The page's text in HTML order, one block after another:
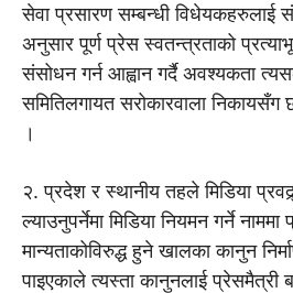
सेवा प्रसारण सम्बन्धी विधेयकहरुलाई
अनुसार पूर्ण प्रेस स्वतन्त्रताको
संसोधन गर्न आह्वान गर्दै अवश्यकता
समितिलगायत सरोकारवाला
।
२. प्रदेश र स्थानीय तहले मिडिया
ल्याउनुपर्नेमा मिडिया नियमन गर्ने
मान्यताकोविरुद्ध हुने खालका कानुन
पाइएकाले त्यस्ता कानुनलाई